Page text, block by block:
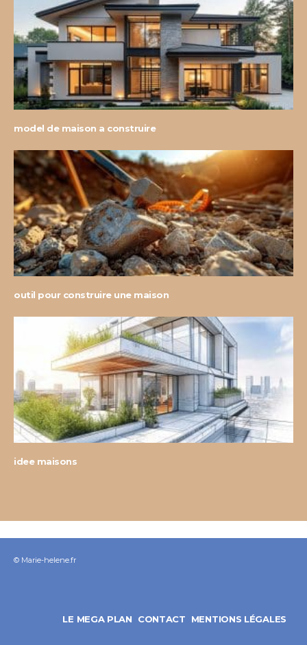
model de maison a construire
outil pour construire une maison
idee maisons
© Marie-helene.fr
LE MEGA PLAN CONTACT MENTIONS LÉGALES